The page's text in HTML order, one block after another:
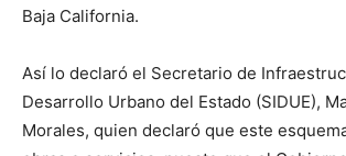
Baja California.
Así lo declaró el Secretario de
Desarrollo Urbano del Estado (SIDUE),
Morales, quien declaró que este